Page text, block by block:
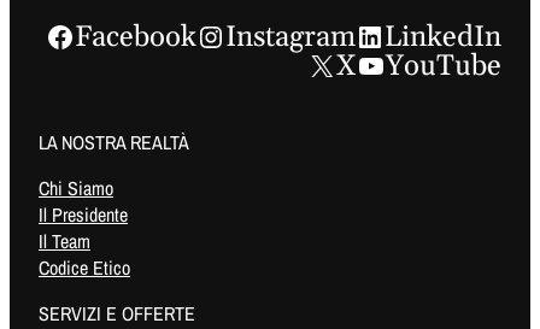
Facebook Instagram
LinkedIn
X
YouTube
LA NOSTRA REALTÀ
Chi Siamo
Il Presidente
Il Team
Codice Etico
SERVIZI E OFFERTE